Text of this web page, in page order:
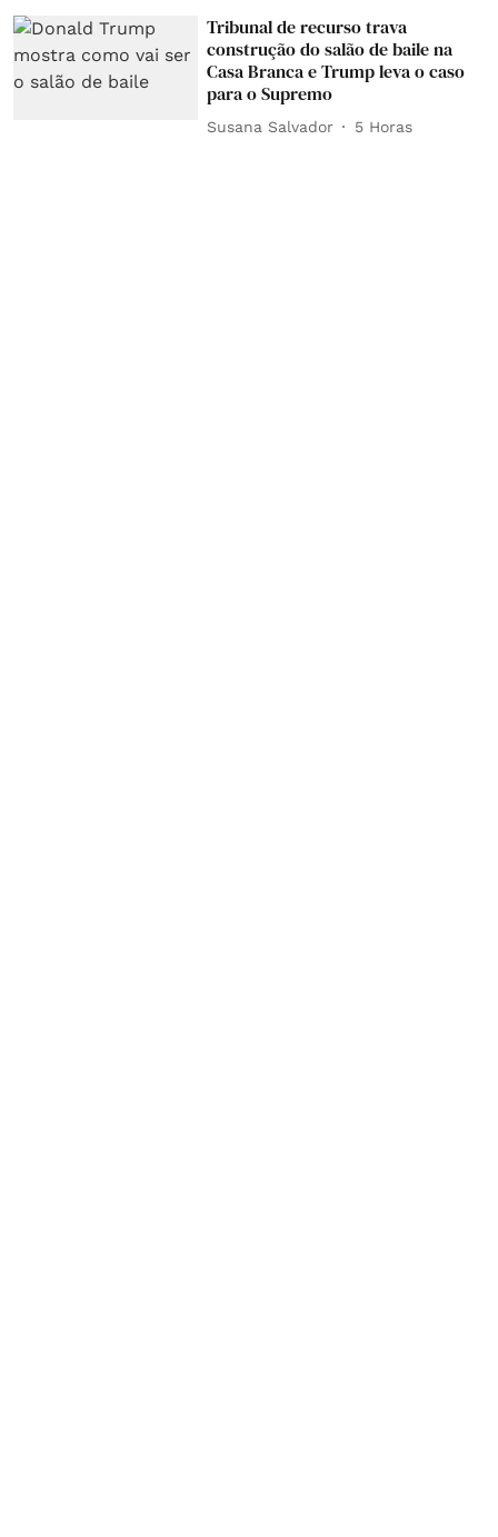
Tribunal de recurso trava
construção do salão de baile na
Casa Branca e Trump leva o caso
para o Supremo
Susana Salvador 5 Horas